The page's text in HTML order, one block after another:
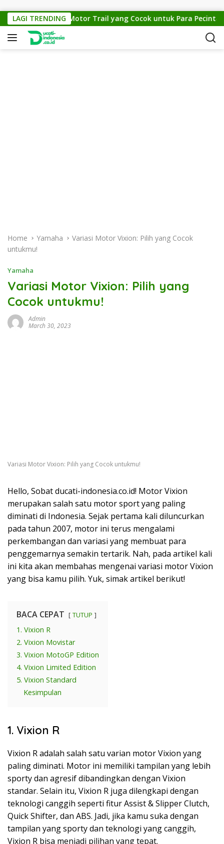
LAGI TRENDING
Cross 150: Motor Trail yang Cocok untuk Para Pecinta Off-
Home Yamaha
Variasi Motor Vixion: Pilih yang Cocok
untukmu!
Yamaha
Variasi Motor Vixion: Pilih yang
Cocok untukmu!
Admin
March 30, 2023
Variasi Motor Vixion: Pilih yang Cocok untukmu!
Hello, Sobat ducati-indonesia.co.id! Motor Vixion
merupakan salah satu motor sport yang paling
diminati di Indonesia. Sejak pertama kali diluncurkan
pada tahun 2007, motor ini terus mengalami
perkembangan dan variasi yang membuat para
penggemarnya semakin tertarik. Nah, pada artikel kali
ini kita akan membahas mengenai variasi motor Vixion
yang bisa kamu pilih. Yuk, simak artikel berikut!
BACA CEPAT TUTUP
1. Vixion R
2. Vixion Movistar
3. Vixion MotoGP Edition
4. Vixion Limited Edition
5. Vixion Standard
Kesimpulan
1. Vixion R
Vixion R adalah salah satu varian motor Vixion yang
paling diminati. Motor ini memiliki tampilan yang lebih
sporty dan agresif dibandingkan dengan Vixion
standar. Selain itu, Vixion R juga dilengkapi dengan
teknologi canggih seperti fitur Assist & Slipper Clutch,
Quick Shifter, dan ABS. Jadi, jika kamu suka dengan
tampilan yang sporty dan teknologi yang canggih,
Vixion R bisa menjadi pilihan yang tepat.